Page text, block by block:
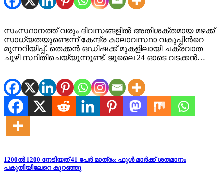
സംസ്ഥാനത്ത് വരും ദിവസങ്ങളിൽ അതിശക്തമായ മഴക്ക്
സാധ്യതയുണ്ടെന്ന് കേന്ദ്ര കാലാവസ്ഥാ വകുപ്പിന്‍റെ
മുന്നറിയിപ്പ്. തെക്കൻ ഒഡിഷക്ക് മുകളിലായി ചക്രവാത
ചുഴി സ്ഥിതിചെയ്യുന്നുണ്ട്. ജൂലൈ 24 ഓടെ വടക്കൻ…
1200ൽ 1200 നേടിയത് 41 പേർ മാത്രം: ഫുൾ മാർക്ക് ശതമാനം
പകുതിയിലേറെ കുറഞ്ഞു